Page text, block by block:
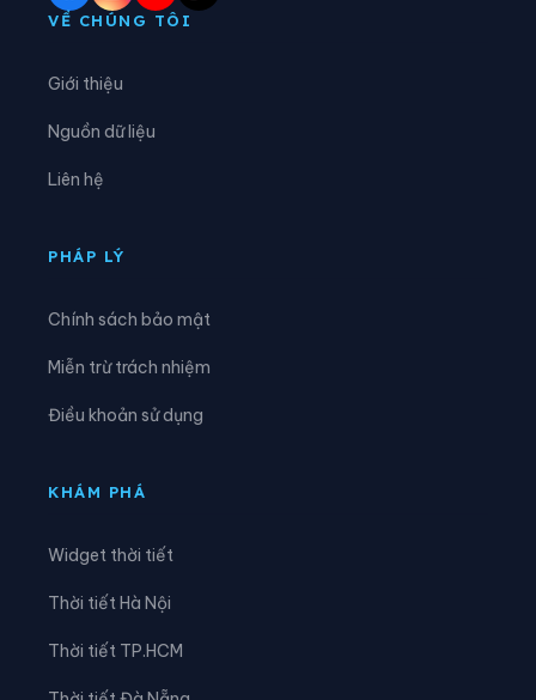
Xã Châu Thành
Xã Giang Thành
Xã Khánh Bình
VỀ CHÚNG TÔI
Giới thiệu
Nguồn dữ liệu
Liên hệ
PHÁP LÝ
Chính sách bảo mật
Miễn trừ trách nhiệm
Điều khoản sử dụng
KHÁM PHÁ
Widget thời tiết
Thời tiết Hà Nội
Thời tiết TP.HCM